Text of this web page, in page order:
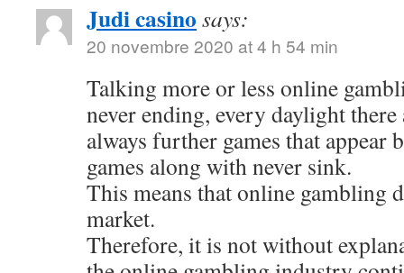
Judi casino says:
20 novembre 2020 at 4 h 54 min
Talking more or less online
never ending, every daylight there
always further games that appear
games along with never sink.
This means that online gambling
market.
Therefore, it is not without